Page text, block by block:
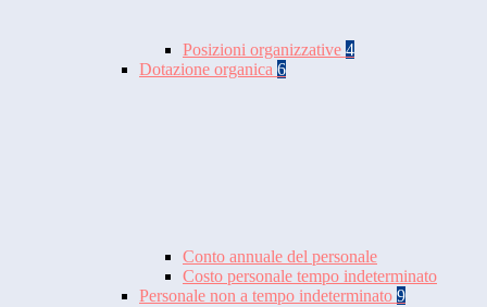
Posizioni organizzative 4
Dotazione organica 6
Conto annuale del personale
Costo personale tempo indeterminato
Personale non a tempo indeterminato 9